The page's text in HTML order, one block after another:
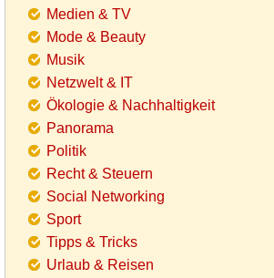
Medien & TV
Mode & Beauty
Musik
Netzwelt & IT
Ökologie & Nachhaltigkeit
Panorama
Politik
Recht & Steuern
Social Networking
Sport
Tipps & Tricks
Urlaub & Reisen